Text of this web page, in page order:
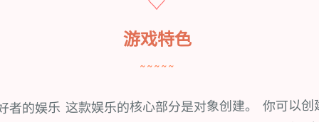
游戏特色
~~~~~
者的娱乐 这款娱乐的核心部分是对象创建。 你可以